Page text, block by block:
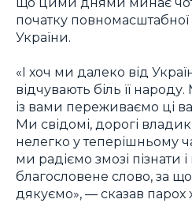
початку повномасштабної
України.
«І хоч ми далеко від
відчувають біль її
із вами переживаємо ці
Ми свідомі, дорогі
нелегко у теперішньому
ми радіємо змозі пізнати
благословене слово, за
дякуємо», — сказав парох